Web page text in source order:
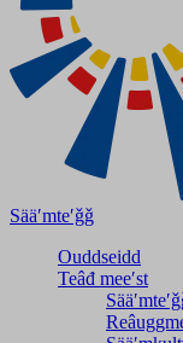
Sääʹmteʹǧǧ
Ouddseidd
Teâđ meeʹst